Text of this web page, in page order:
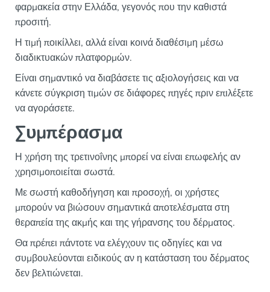
φαρμακεία στην Ελλάδα, γεγονός που την καθιστά
προσιτή.
Η τιμή ποικίλλει, αλλά είναι κοινά διαθέσιμη μέσω
διαδικτυακών πλατφορμών.
Είναι σημαντικό να διαβάσετε τις αξιολογήσεις και να
κάνετε σύγκριση τιμών σε διάφορες πηγές πριν επιλέξετε
να αγοράσετε.
Συμπέρασμα
Η χρήση της τρετινοΐνης μπορεί να είναι επωφελής αν
χρησιμοποιείται σωστά.
Με σωστή καθοδήγηση και προσοχή, οι χρήστες
μπορούν να βιώσουν σημαντικά αποτελέσματα στη
θεραπεία της ακμής και της γήρανσης του δέρματος.
Θα πρέπει πάντοτε να ελέγχουν τις οδηγίες και να
συμβουλεύονται ειδικούς αν η κατάσταση του δέρματος
δεν βελτιώνεται.